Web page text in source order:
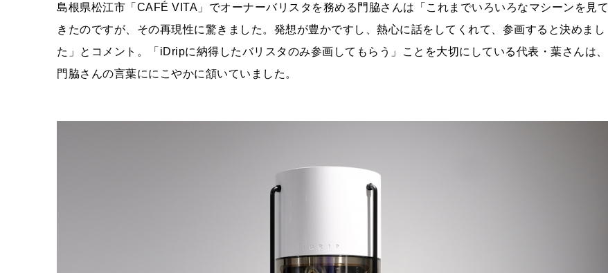
島根県松江市「CAFÉ VITA」でオーナーバリスタを務める門脇さんは「これまでいろいろなマシーンを見て
きたのですが、その再現性に驚きました。発想が豊かですし、熱心に話をしてくれて、参画すると決めまし
た」とコメント。「iDripに納得したバリスタのみ参画してもらう」ことを大切にしている代表・葉さんは、
門脇さんの言葉ににこやかに頷いていました。